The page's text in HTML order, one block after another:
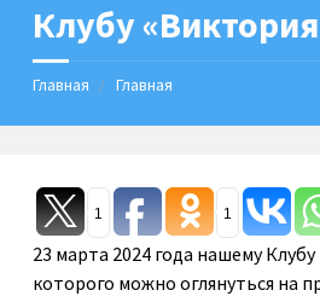
Клубу
Главная Главная
1 1
23 марта 2024 года нашему
которого можно оглянуться на